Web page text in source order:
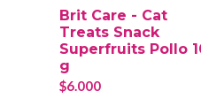
Brit Care - Cat
Treats Snack
Superfruits Pollo
g
$6.000